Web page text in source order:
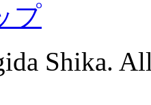
プ
Shika.